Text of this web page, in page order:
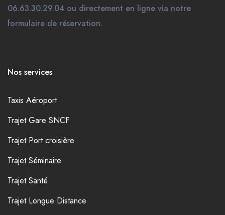
06.63.30.29.04 ou directement en ligne via notre
formulaire de réservation.
Nos services
Taxis Aéroport
Trajet Gare SNCF
Trajet Port croisière
Trajet Séminaire
Trajet Santé
Trajet Longue Distance